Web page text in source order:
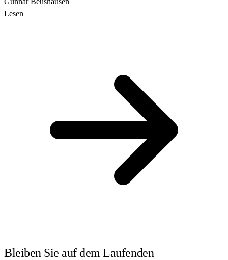
Lesen
Bleiben Sie auf dem Laufenden